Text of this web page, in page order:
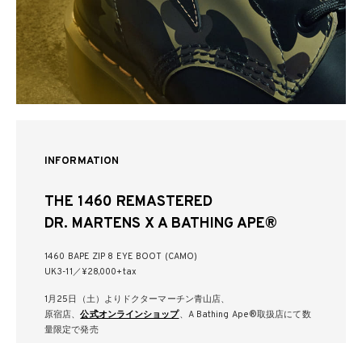
INFORMATION
THE 1460 REMASTERED
DR. MARTENS X A BATHING APE®
1460 BAPE ZIP 8 EYE BOOT (CAMO)
UK3-11／¥28,000+tax
1月25日（土）よりドクターマーチン青山店、
原宿店、公式オンラインショップ、A Bathing Ape®取扱店にて数
量限定で発売